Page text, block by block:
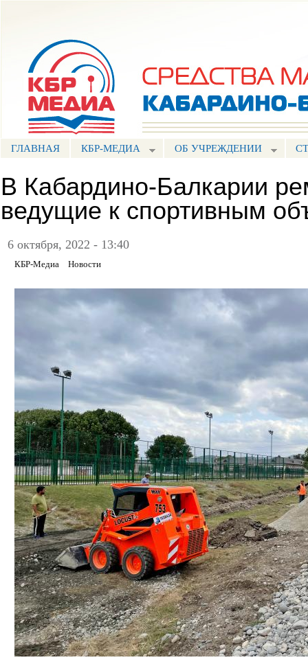
ГЛАВНАЯ КБР-МЕДИА ОБ УЧРЕЖДЕНИИ
В Кабардино-Балкарии
ведущие к спортивным
6 октября, 2022 - 13:40
КБР-Медиа Новости